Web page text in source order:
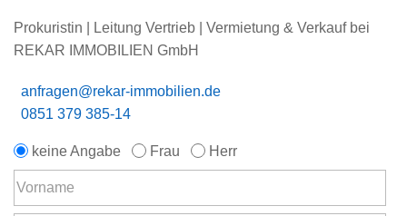
Prokuristin | Leitung Vertrieb | Vermietung & Verkauf bei
REKAR IMMOBILIEN GmbH
anfragen@rekar-immobilien.de
0851 379 385-14
keine Angabe Frau Herr